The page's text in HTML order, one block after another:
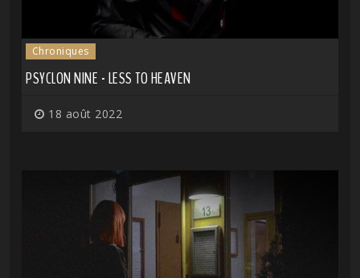
Chroniques
PSYCLON NINE - LESS TO HEAVEN
18 août 2022